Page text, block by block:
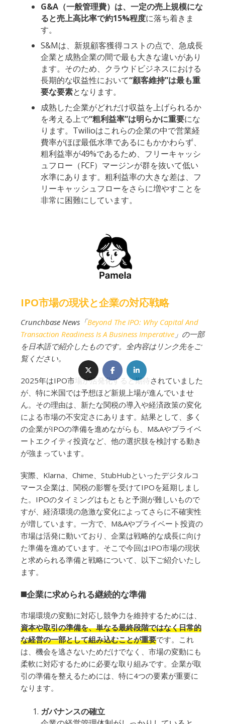
G&A（一般管理費）は、一定の売上規模にな
ると売上高比率で約15%程度に落ち着きま
す。
S&Mは、新規顧客獲得コストの点で、急成長
企業と成熟企業の間で最も大きな違いがあり
ます。そのため、クラウドビジネスにおける
長期的な収益性において“顧客維持”は最も重
要な要素となります。
成熟した企業がどれだけ収益を上げられるか
を考える上で“粗利益率”は明らかに重要にな
ります。Twilioはこれらの企業の中で営業経
費率がほぼ最低水準であるにもかかわらず、
粗利益率が49%であるため、フリーキャッシ
ュフロー（FCF）マージンが群を抜いて低い
水準にあります。粗利益率の大きな差は、フ
リーキャッシュフローをさらに増やすことを
非常に困難にしています。
IPO市場の現状と企業の対応戦略
Crunchbase News「Beyond The IPO: Why Capital And
Transaction Readiness Is A Business Imperative 」の一部
を日本語で紹介したものです。全内容はリンク先をご
覧ください。
2025年はIPO市場が活発化すると期待されていました
が、特に米国では予想ほど新規上場が進んでいませ
ん。その理由は、新たな関税の導入や経済政策の変化
による市場の不安定さにあります。結果として、多く
の企業がIPOの準備を進めながらも、M&Aやプライベ
ートエクイティ投資など、他の選択肢を検討する動き
が強まっています。
実際、Klarna、Chime、StubHubといったデジタルコ
マース企業は、関税の影響を受けてIPOを延期しまし
た。IPOのタイミングはもともと予測が難しいもので
すが、経済環境の急激な変化によってさらに不確実性
が増しています。一方で、M&Aやプライベート投資の
市場は活発に動いており、企業は戦略的な成長に向け
た準備を進めています。そこで今回はIPO市場の現状
と求められる準備と戦略について、以下ご紹介いたし
ます。
◼️企業に求められる継続的な準備
市場環境の変動に対応し競争力を維持するためには、
資本や取引の準備を、単なる最終段階ではなく日常的
な経営の一部として組み込むことが重要です。これ
は、機会を逃さないためだけでなく、市場の変動にも
柔軟に対応するために必要な取り組みです。企業が取
引の準備を整えるためには、特に4つの要素が重要に
なります。
ガバナンスの確立